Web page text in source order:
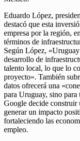
Eduardo López,
destacó que esta
empresa por la región,
términos de
Según López,
desarrollo de
talento local, lo que lo
proyecto». También
datos ofrecerá una
para Uruguay, sino
Google decide construir
generar un impacto
fortaleciendo las
empleo.